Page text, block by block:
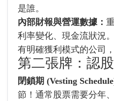
是誰。
內部財報與營運數據：
利率變化、現金流狀況
有明確獲利模式的公司
第二張牌：認
閉鎖期 (Vesting
節！通常股票需要分年